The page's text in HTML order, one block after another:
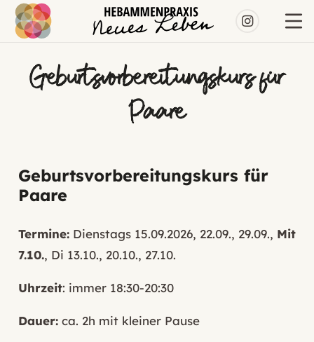
Geburtsvorbereitungskurs für
Paare
Geburtsvorbereitungskurs für
Paare
Termine: Dienstags 15.09.2026, 22.09., 29.09., Mit
7.10., Di 13.10., 20.10., 27.10.
Uhrzeit: immer 18:30-20:30
Dauer: ca. 2h mit kleiner Pause